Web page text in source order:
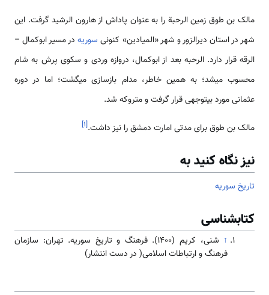
مالک بن طوق زمین الرحبة را به عنوان پاداش از هارون الرشید گرفت. این
شهر در استان دیرالزور و شهر «المیادین» کنونی سوریهدر مسیر ابوکمال –
الرقه قرار دارد. الرحبه بعد از ابوکمال، دروازه وردی و سکوی پرش به شام
محسوب می­شد؛ به همین خاطر، مدام بازسازی می­گشت؛ اما در دوره
عثمانی مورد بی­توجهی قرار گرفت و متروکه شد.
مالک بن طوق برای مدتی امارت دمشق را نیز داشت.[۱]
نیز نگاه کنید به
تاریخ سوریه
کتابشناسی
↑
شنی، کریم (۱۴۰۰). فرهنگ و تاریخ سوریه. تهران: سازمان
فرهنگ و ارتباطات اسلامی( در دست انتشار)